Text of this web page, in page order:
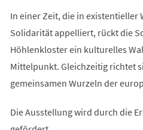
In einer Zeit, die in existentieller
Solidarität appelliert, rückt die
Höhlenkloster ein kulturelles
Mittelpunkt. Gleichzeitig richtet
gemeinsamen Wurzeln der
Die Ausstellung wird durch die